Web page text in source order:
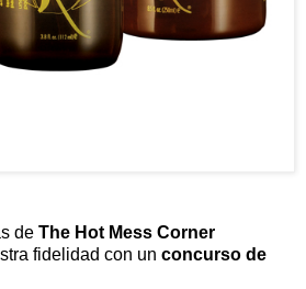
de The Hot Mess Corner
fidelidad con un concurso de